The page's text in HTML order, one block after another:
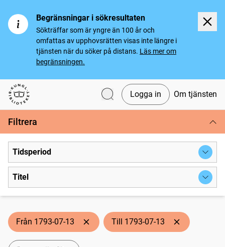
Begränsningar i sökresultaten
Sökträffar som är yngre än 100 år och
omfattas av upphovsrätten visas inte längre i
tjänsten när du söker på distans. Läs mer om
begränsningen.
Svenska tidningar
Logga in Om tjänsten
Filtrera
Tidsperiod
Titel
Från 1793-07-13 Till 1793-07-13